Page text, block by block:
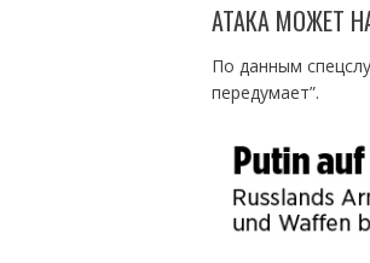
АТАКА МОЖЕТ
По данным
передумает”.